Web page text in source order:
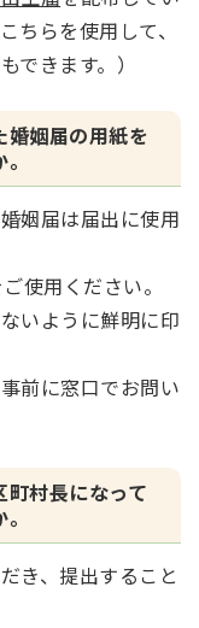
ちらを使用して、
できます。）
婚姻届の用紙を
姻届は届出に使用
使用ください。
いように鮮明に印
前に窓口でお問い
村長になって
き、提出すること